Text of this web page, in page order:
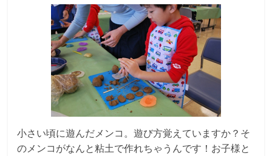
小さい頃に遊んだメンコ。遊び方覚えていますか？そ
のメンコがなんと粘土で作れちゃうんです！お子様と